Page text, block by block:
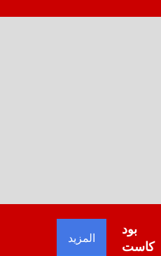
المزيد
بود
كاست